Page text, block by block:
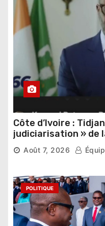
Côte d’Ivoire :
judiciarisation » de
poursuivre
Août 7, 2026
POLITIQUE